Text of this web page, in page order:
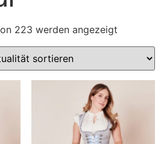
223 werden angezeigt